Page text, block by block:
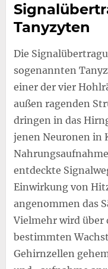
Tanyzyten
Die
sogenannten
einer der vier
außen ragenden
dringen in das
jenen Neuronen in
entdeckte
Einwirkung von
angenommen das
Vielmehr wird über
bestimmten
Gehirnzellen